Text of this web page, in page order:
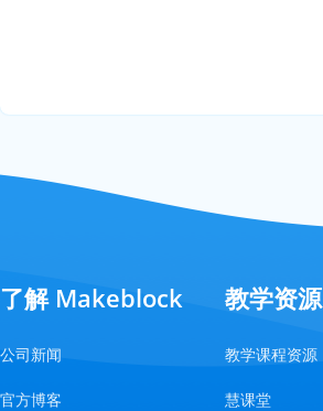
了解 Makeblock
公司新闻
官方博客
教学资源
教学课程资源
慧课堂